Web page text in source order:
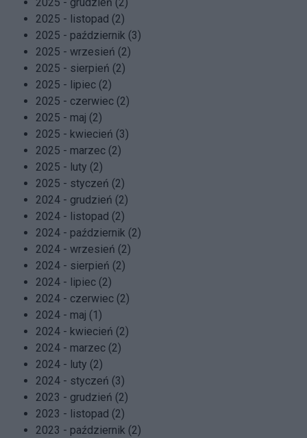
2025 - listopad (2)
2025 - październik (3)
2025 - wrzesień (2)
2025 - sierpień (2)
2025 - lipiec (2)
2025 - czerwiec (2)
2025 - maj (2)
2025 - kwiecień (3)
2025 - marzec (2)
2025 - luty (2)
2025 - styczeń (2)
2024 - grudzień (2)
2024 - listopad (2)
2024 - październik (2)
2024 - wrzesień (2)
2024 - sierpień (2)
2024 - lipiec (2)
2024 - czerwiec (2)
2024 - maj (1)
2024 - kwiecień (2)
2024 - marzec (2)
2024 - luty (2)
2024 - styczeń (3)
2023 - grudzień (2)
2023 - listopad (2)
2023 - październik (2)